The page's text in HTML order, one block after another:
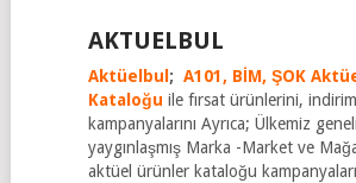
AKTUELBUL
Aktüelbul ; A101, BİM, ŞOK
Kataloğu ile fırsat ürünlerini,
kampanyalarını Ayrıca; Ülkemiz
yaygınlaşmış Marka -Market ve
aktüel ürünler kataloğu